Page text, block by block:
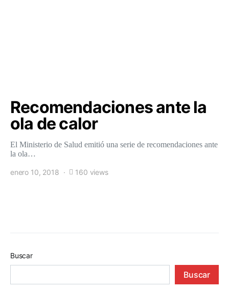
Recomendaciones ante la
ola de calor
El Ministerio de Salud emitió una serie de recomendaciones ante
la ola…
enero 10, 2018 160 views
Buscar
Buscar